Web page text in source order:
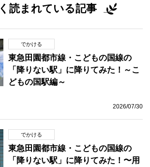
読まれている記事
でかける
東急田園都市線・こどもの国線の
「降りない駅」に降りてみた！～こ
どもの国駅編～
2026/07/30
でかける
東急田園都市線・こどもの国線の
「降りない駅」に降りてみた！〜用